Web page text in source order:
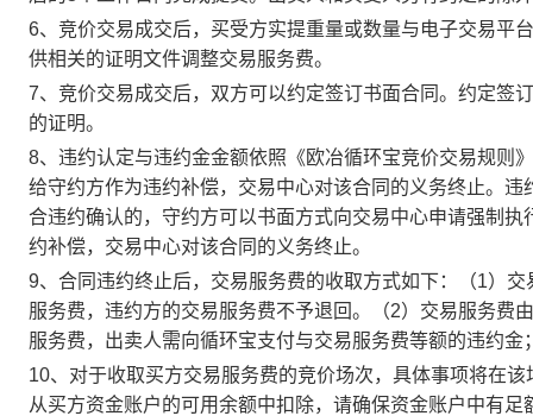
6、竞价交易成交后，买受方实提重量或数量与电子交易平
供相关的证明文件调整交易服务费。
7、竞价交易成交后，双方可以约定签订书面合同。约定签
的证明。
8、违约认定与违约金金额依照《欧冶循环宝竞价交易规则
给守约方作为违约补偿，交易中心对该合同的义务终止。
合违约确认的，守约方可以书面方式向交易中心申请强制
约补偿，交易中心对该合同的义务终止。
9、合同违约终止后，交易服务费的收取方式如下：（1）
服务费，违约方的交易服务费不予退回。（2）交易服务费
服务费，出卖人需向循环宝支付与交易服务费等额的违约
10、对于收取买方交易服务费的竞价场次，具体事项将在
从买方资金账户的可用余额中扣除，请确保资金账户中有